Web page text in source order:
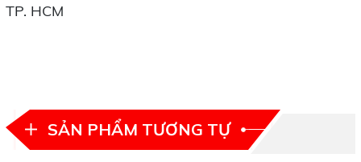
TP. HCM
SẢN PHẨM TƯƠNG TỰ